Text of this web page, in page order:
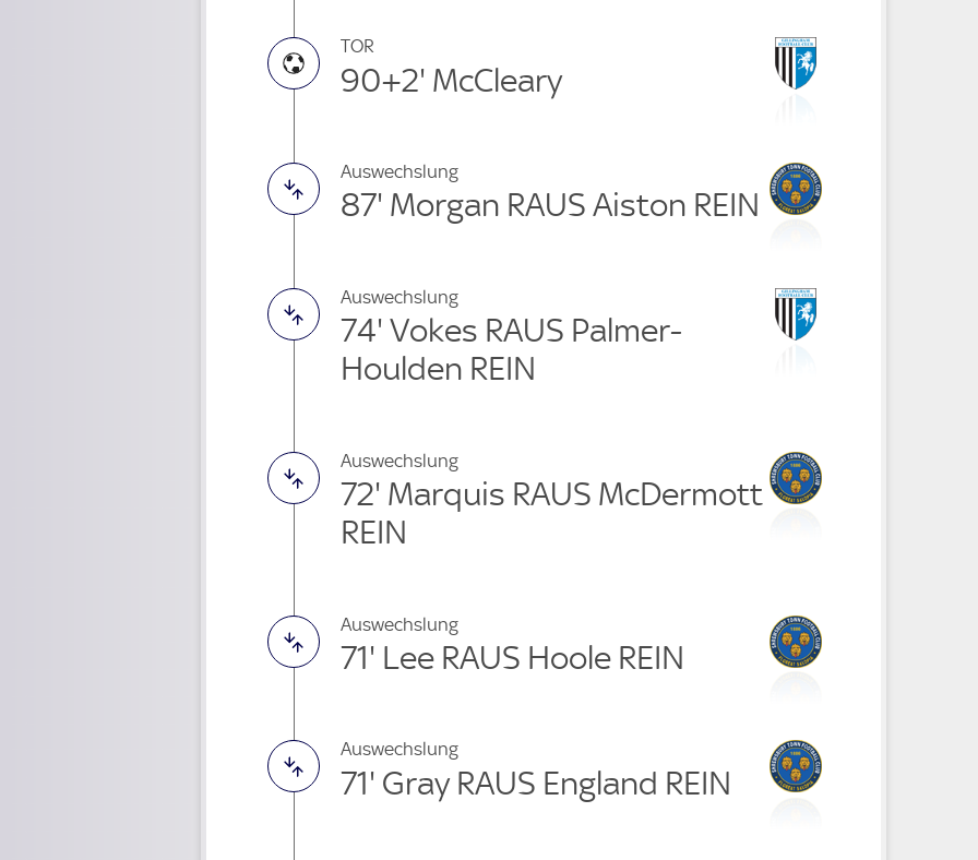
TOR
90+2' McCleary
Auswechslung
87' Morgan RAUS Aiston REIN
Auswechslung
74' Vokes RAUS Palmer-
Houlden REIN
Auswechslung
72' Marquis RAUS McDermott
REIN
Auswechslung
71' Lee RAUS Hoole REIN
Auswechslung
71' Gray RAUS England REIN